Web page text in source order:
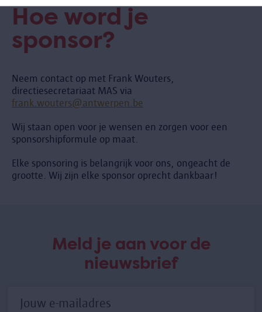
Hoe word je
sponsor?
Neem contact op met Frank Wouters,
directiesecretariaat MAS via
frank.wouters@antwerpen.be
Wij staan open voor je wensen en zorgen voor een
sponsorshipformule op maat.
Elke sponsoring is belangrijk voor ons, ongeacht de
grootte. Wij zijn elke sponsor oprecht dankbaar!
Meld je aan voor de
nieuwsbrief